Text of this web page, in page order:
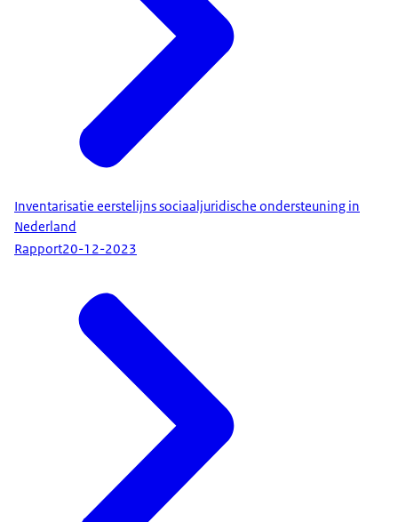
Inventarisatie eerstelijns sociaaljuridische ondersteuning in
Nederland
Rapport20-12-2023